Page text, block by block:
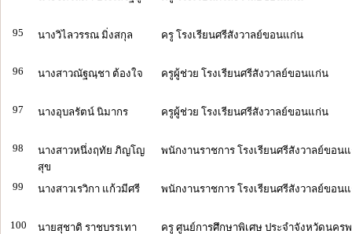
95 นางวิไลวรรณ มิ่งสกุล ครู โรงเรียนศรีสังวาลย์ขอนแก่น
96 นางสาวณัฐณฺชา ต้องใจ ครูผู้ช่วย โรงเรียนศรีสังวาลย์ขอนแก่น
97 นางอุบลรัตน์ นิมากร ครูผู้ช่วย โรงเรียนศรีสังวาลย์ขอนแก่น
98
นางสาวหนึ่งฤทัย ภิญโญ
สุข
พนักงานราชการ โรงเรียนศรีสังวาลย์ขอน
99 นางสาวเรวิกา แก้วมีศรี พนักงานราชการ โรงเรียนศรีสังวาลย์ขอน
100 นายสุชาติ ราชบรรเทา ครู ศูนย์การศึกษาพิเศษ ประจำจังหวัดนคร